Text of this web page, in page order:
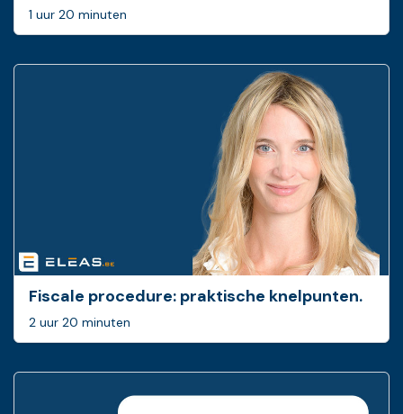
1 uur 20 minuten
Fiscale procedure: ­praktische knelpunten.
2 uur 20 minuten